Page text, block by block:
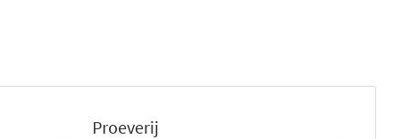
Proeverij